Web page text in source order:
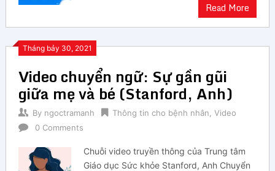
Read More
Tháng bảy 30, 2021
Video chuyển ngữ: Sự gần gũi
giữa mẹ và bé (Stanford, Anh)
By ngoctramanh Thông tin cho bệnh nhân Video
0 Comments
Chuỗi video truyền thông của Trung tâm
Giáo dục Sức khỏe Stanford, Anh Chuyển